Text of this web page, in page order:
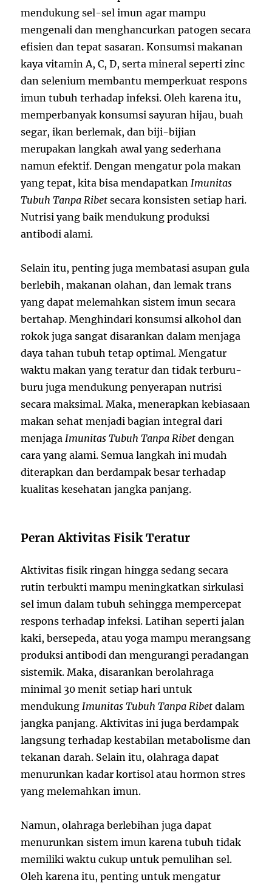
mendukung sel-sel imun agar mampu
mengenali dan menghancurkan patogen secara
efisien dan tepat sasaran. Konsumsi makanan
kaya vitamin A, C, D, serta mineral seperti zinc
dan selenium membantu memperkuat respons
imun tubuh terhadap infeksi. Oleh karena itu,
memperbanyak konsumsi sayuran hijau, buah
segar, ikan berlemak, dan biji-bijian
merupakan langkah awal yang sederhana
namun efektif. Dengan mengatur pola makan
yang tepat, kita bisa mendapatkan Imunitas
Tubuh Tanpa Ribet secara konsisten setiap hari.
Nutrisi yang baik mendukung produksi
antibodi alami.
Selain itu, penting juga membatasi asupan gula
berlebih, makanan olahan, dan lemak trans
yang dapat melemahkan sistem imun secara
bertahap. Menghindari konsumsi alkohol dan
rokok juga sangat disarankan dalam menjaga
daya tahan tubuh tetap optimal. Mengatur
waktu makan yang teratur dan tidak terburu-
buru juga mendukung penyerapan nutrisi
secara maksimal. Maka, menerapkan kebiasaan
makan sehat menjadi bagian integral dari
menjaga Imunitas Tubuh Tanpa Ribet dengan
cara yang alami. Semua langkah ini mudah
diterapkan dan berdampak besar terhadap
kualitas kesehatan jangka panjang.
Peran Aktivitas Fisik Teratur
Aktivitas fisik ringan hingga sedang secara
rutin terbukti mampu meningkatkan sirkulasi
sel imun dalam tubuh sehingga mempercepat
respons terhadap infeksi. Latihan seperti jalan
kaki, bersepeda, atau yoga mampu merangsang
produksi antibodi dan mengurangi peradangan
sistemik. Maka, disarankan berolahraga
minimal 30 menit setiap hari untuk
mendukung Imunitas Tubuh Tanpa Ribet dalam
jangka panjang. Aktivitas ini juga berdampak
langsung terhadap kestabilan metabolisme dan
tekanan darah. Selain itu, olahraga dapat
menurunkan kadar kortisol atau hormon stres
yang melemahkan imun.
Namun, olahraga berlebihan juga dapat
menurunkan sistem imun karena tubuh tidak
memiliki waktu cukup untuk pemulihan sel.
Oleh karena itu, penting untuk mengatur